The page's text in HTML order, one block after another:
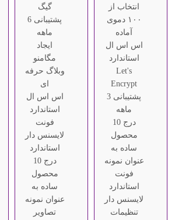
انتخاب از
۱۰۰ دموی
آماده
اس اس ال
استاندارد
Let's
Encrypt
پشتیبانی 3
ماهه
درج 10
محصول
ساده به
عنوان نمونه
فونت
استاندارد
لایسنس دار
تنظیمات
گیگ
پشتیبانی 6
ماهه
ایجاد
مگامنو
وبلاگ حرفه
ای
اس اس ال
استاندارد
فونت
لایسنس دار
استاندارد
درج 10
محصول
ساده به
عنوان نمونه
تصاویر